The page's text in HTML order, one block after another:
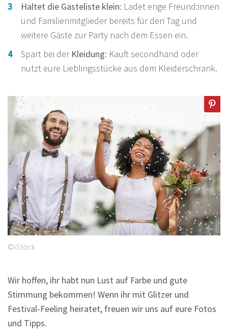
Haltet die Gästeliste klein: Ladet enge Freund:innen
und Familienmitglieder bereits für den Tag und
weitere Gäste zur Party nach dem Essen ein.
Spart bei der Kleidung: Kauft secondhand oder
nutzt eure Lieblingsstücke aus dem Kleiderschrank.
©iStock
Wir hoffen, ihr habt nun Lust auf Farbe und gute
Stimmung bekommen! Wenn ihr mit Glitzer und
Festival-Feeling heiratet, freuen wir uns auf eure Fotos
und Tipps.